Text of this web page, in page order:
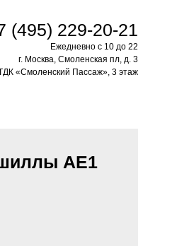
(495) 229-20-21
Ежедневно с 10 до 22
г. Москва, Смоленская пл, д. 3
«Смоленский Пассаж», 3 этаж
AE1